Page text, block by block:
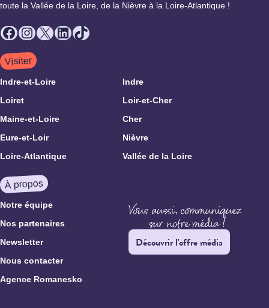
toute la Vallée de la Loire, de la Nièvre à la Loire-Atlantique !
Facebook
Instagram
X LinkedIn
TikTok
Visiter
Indre-et-Loire
Indre
Loiret
Loir-et-Cher
Maine-et-Loire
Cher
Eure-et-Loir
Nièvre
Loire-Atlantique
Vallée de la Loire
À propos
Notre équipe
Nos partenaires
Newsletter
Nous contacter
Agence Romanesko
Découvrir l'offre média